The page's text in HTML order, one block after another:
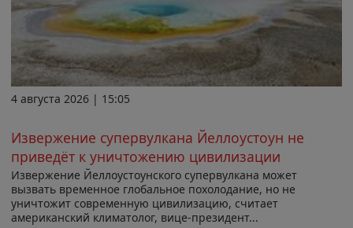
4 августа 2026 | 15:05
Извержение супервулкана Йеллоустоун не
приведёт к уничтожению цивилизации
Извержение Йеллоустоунского супервулкана может
вызвать временное глобальное похолодание, но не
уничтожит современную цивилизацию, считает
американский климатолог, вице-президент...